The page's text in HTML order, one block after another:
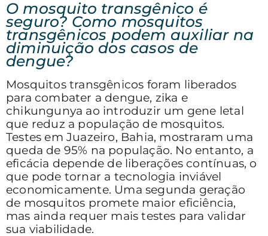
O mosquito transgênico é
seguro? Como mosquitos
transgênicos podem auxiliar na
diminuição dos casos de
dengue?
Mosquitos transgênicos foram liberados
para combater a dengue, zika e
chikungunya ao introduzir um gene letal
que reduz a população de mosquitos.
Testes em Juazeiro, Bahia, mostraram uma
queda de 95% na população. No entanto, a
eficácia depende de liberações contínuas, o
que pode tornar a tecnologia inviável
economicamente. Uma segunda geração
de mosquitos promete maior eficiência,
mas ainda requer mais testes para validar
sua viabilidade.